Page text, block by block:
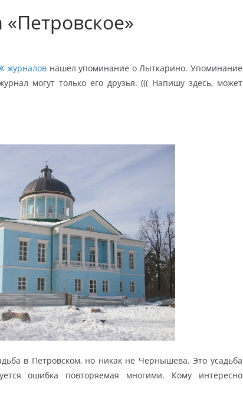
журналов нашел упоминание о Лыткарино. Упоминание
могут только его друзья. ((( Напишу здесь, может
в Петровском, но никак не Чернышева. Это усадьба
ошибка повторяемая многими. Кому интересно